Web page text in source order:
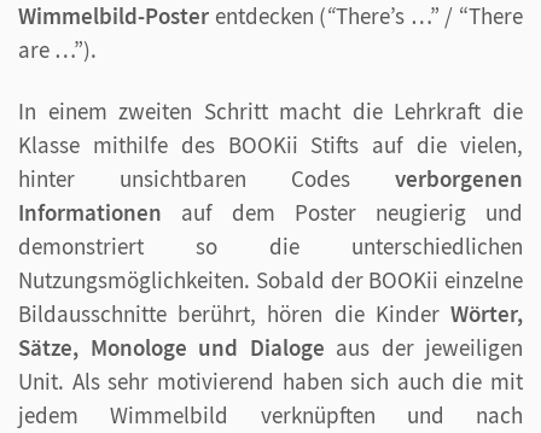
Wimmelbild-Poster entdecken (“There’s …” / “There
are …”).
In einem zweiten Schritt macht die Lehrkraft die
Klasse mithilfe des BOOKii Stifts auf die vielen,
hinter unsichtbaren Codes verborgenen
Informationen auf dem Poster neugierig und
demonstriert so die unterschiedlichen
Nutzungsmöglichkeiten. Sobald der BOOKii einzelne
Bildausschnitte berührt, hören die Kinder Wörter,
Sätze, Monologe und Dialoge aus der jeweiligen
Unit. Als sehr motivierend haben sich auch die mit
jedem Wimmelbild verknüpften und nach